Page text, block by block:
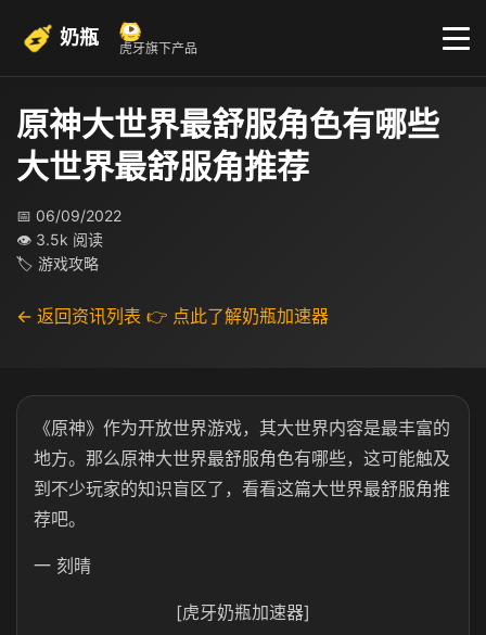
奶瓶 虎牙旗下产品
原神大世界最舒服角色有哪些
大世界最舒服角推荐
📅 06/09/2022
👁 3.5k 阅读
🏷 游戏攻略
← 返回资讯列表 👉 点此了解奶瓶加速器
《原神》作为开放世界游戏，其大世界内容是最丰富的
地方。那么原神大世界最舒服角色有哪些，这可能触及
到不少玩家的知识盲区了，看看这篇大世界最舒服角推
荐吧。
一 刻晴
[虎牙奶瓶加速器]